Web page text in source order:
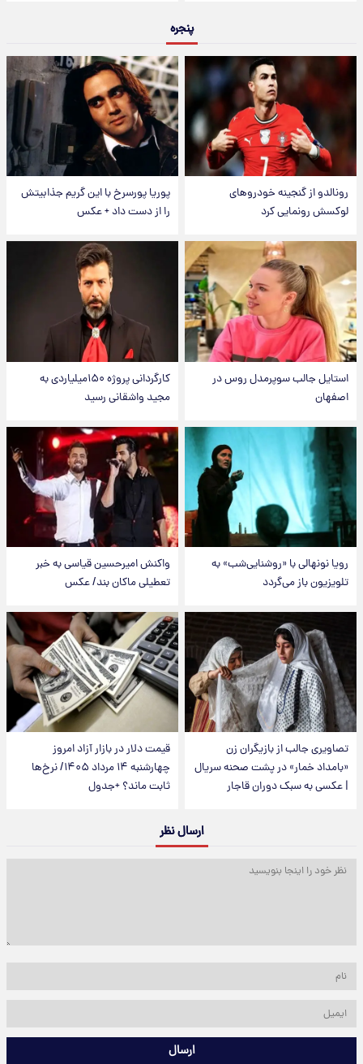
پنجره
رونالدو از گنجینه خودروهای
لوکسش رونمایی کرد
پوریا پورسرخ با این گریم جذابیتش
را از دست داد + عکس
استایل جالب سوپرمدل روس در
اصفهان
کارگردانی پروژه ۱۵۰میلیاردی به
مجید واشقانی رسید
رویا نونهالی با «روشنایی‌شب» به
تلویزیون باز می‌گردد
واکنش امیرحسین قیاسی به خبر
تعطیلی ماکان بند/ عکس
تصاویری جالب از بازیگران زن
«بامداد خمار» در پشت صحنه سریال
| عکسی به سبک دوران قاجار
قیمت دلار در بازار آزاد امروز
چهارشنبه ۱۴ مرداد ۱۴۰۵/ نرخ‌ها
ثابت ماند؟ +جدول
ارسال نظر
ارسال